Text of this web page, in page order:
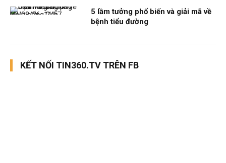
Nhịp sống 24h
07/08/26, 11:57
5 lầm tưởng phổ biến và giải mã về
bệnh tiểu đường
KẾT NỐI TIN360.TV TRÊN FB